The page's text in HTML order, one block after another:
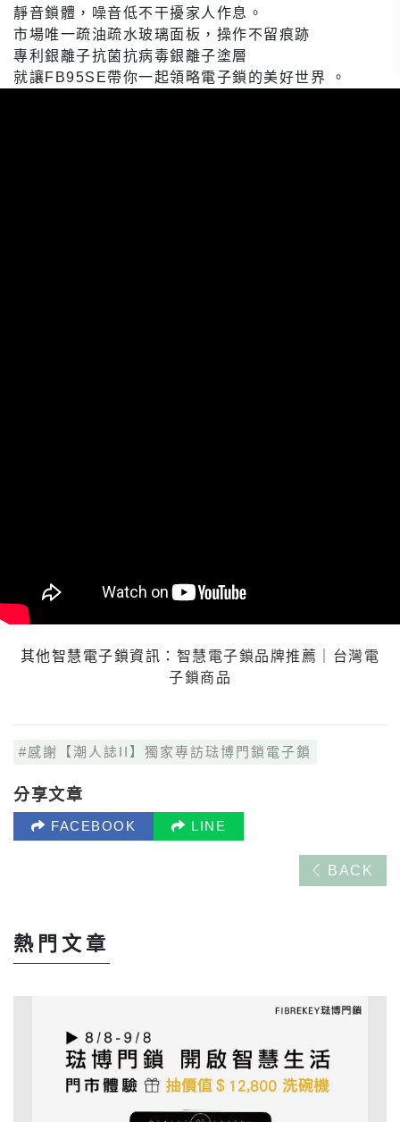
靜音鎖體，噪音低不干擾家人作息。
市場唯一疏油疏水玻璃面板，操作不留痕跡
專利銀離子抗菌抗病毒銀離子塗層
就讓FB95SE帶你一起領略電子鎖的美好世界 。
其他智慧電子鎖資訊： 智慧電子鎖品牌推薦
台灣電
子鎖商品
感謝【潮人誌II】獨家專訪琺博門鎖電子鎖
分享文章
FACEBOOK LINE
BACK
熱門文章